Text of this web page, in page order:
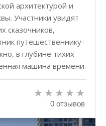
архитектурой и
Участники увидят
сказочников,
путешественнику-
в глубине тихих
машина времени.
0 отзывов